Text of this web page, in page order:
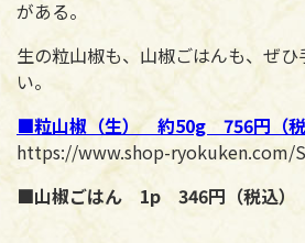
がある。
生の粒山椒も、山椒ごはんも、ぜひ
い。
■粒山椒（生） 約50g 756円（
https://www.shop-ryokuken.com/
■山椒ごはん 1p 346円（税込）